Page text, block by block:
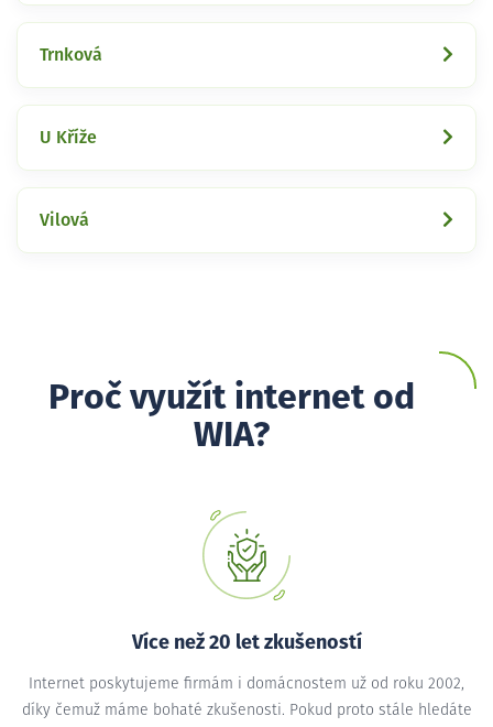
Trnková
U Kříže
Vilová
Proč využít internet od
WIA?
Více než 20 let zkušeností
Internet poskytujeme firmám i domácnostem už od roku 2002,
díky čemuž máme bohaté zkušenosti. Pokud proto stále hledáte